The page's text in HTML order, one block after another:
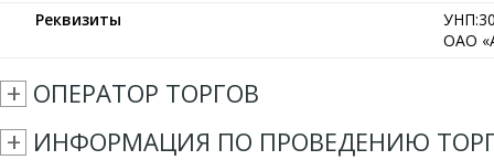
Реквизиты
ОАО
ОПЕРАТОР ТОРГОВ
ИНФОРМАЦИЯ ПО ПРОВЕДЕНИЮ